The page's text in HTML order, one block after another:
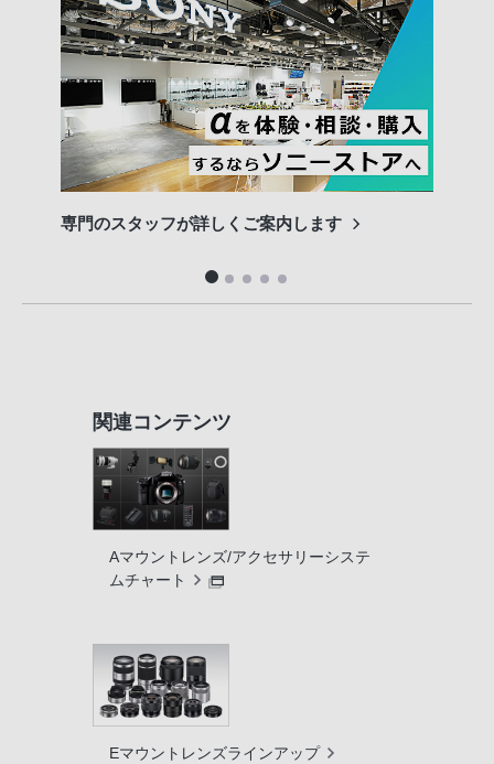
専門のスタッフが詳しくご案内します
関連コンテンツ
Aマウントレンズ/アクセサリーシステ
ムチャート
Eマウントレンズラインアップ